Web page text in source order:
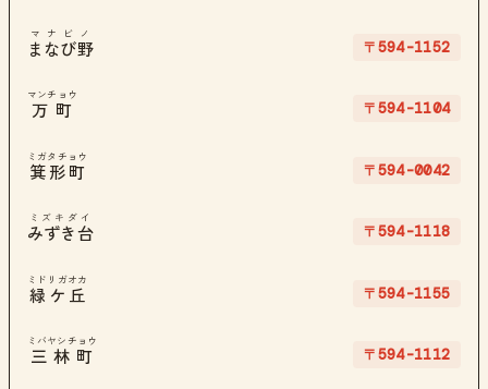
まなび野
マナビノ
〒594-1152
万町
マンチョウ
〒594-1104
箕形町
ミガタチョウ
〒594-0042
みずき台
ミズキダイ
〒594-1118
緑ケ丘
ミドリガオカ
〒594-1155
三林町
ミバヤシチョウ
〒594-1112